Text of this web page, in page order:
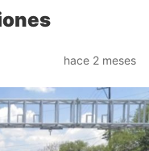
hace 2 meses